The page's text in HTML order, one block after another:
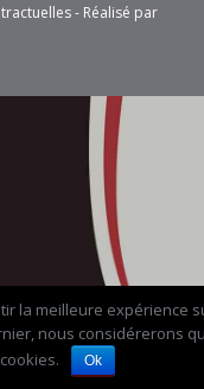
- Réalisé par
la meilleure expérience
nous considérerons
Ok